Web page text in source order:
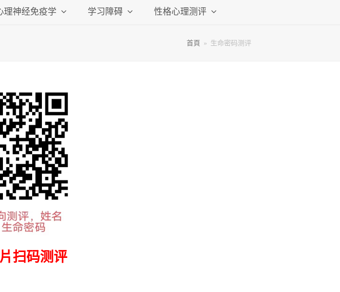
理神经免疫学 学习障碍 性格心理测评
首頁 » 生命密码测评
扫码测评